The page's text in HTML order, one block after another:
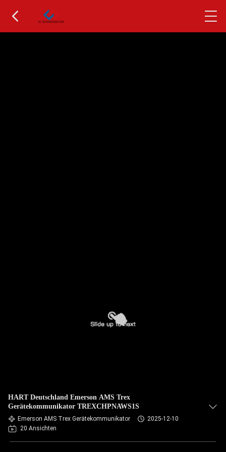
HART Deutschland Emerson AMS Trex
Gerätekommunikator TREXCHPNAWS1S
Emerson AMS Trex Gerätekommunikator
2025-12-10
20 Ansichten